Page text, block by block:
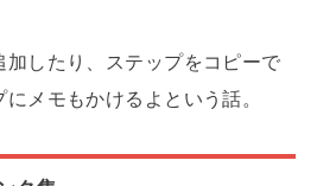
加したり、ステップをコピーで
メモもかけるよという話。